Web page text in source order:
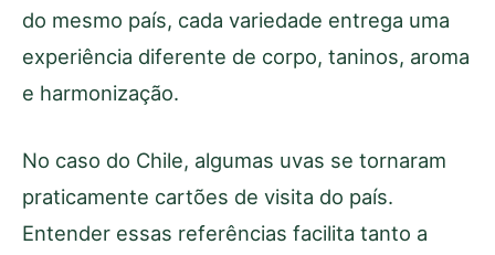
do mesmo país, cada variedade entrega uma
experiência diferente de corpo, taninos, aroma
e harmonização.
No caso do Chile, algumas uvas se tornaram
praticamente cartões de visita do país.
Entender essas referências facilita tanto a